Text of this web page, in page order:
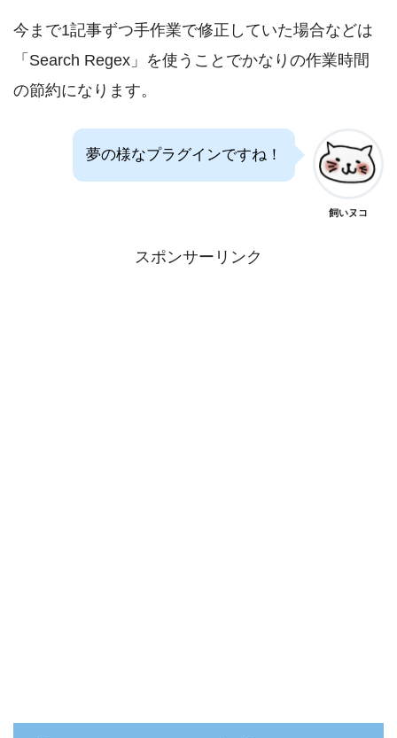
今まで1記事ずつ手作業で修正していた場合などは
「Search Regex」を使うことでかなりの作業時間
の節約になります。
夢の様なプラグインですね！
飼いヌコ
スポンサーリンク